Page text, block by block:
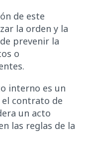
de este
la orden y la
prevenir la
o
interno es un
contrato de
un acto
las reglas de la